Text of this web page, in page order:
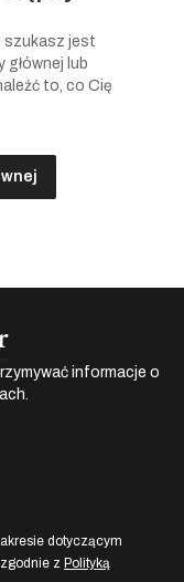
szukasz jest
głównej lub
to, co Cię
informacje o
dotyczącym
z Polityką